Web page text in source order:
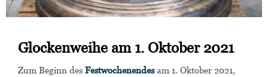
Glockenweihe am 1. Oktober 2021
Zum Beginn des Festwochenendesam 1. Oktober 2021,